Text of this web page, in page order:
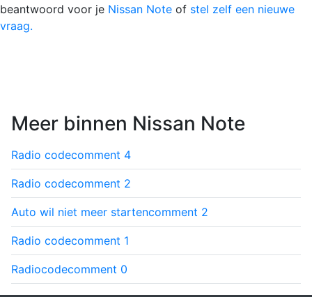
beantwoord voor je Nissan Note of stel zelf een nieuwe
vraag.
Meer binnen Nissan Note
Radio codecomment 4
Radio codecomment 2
Auto wil niet meer startencomment 2
Radio codecomment 1
Radiocodecomment 0